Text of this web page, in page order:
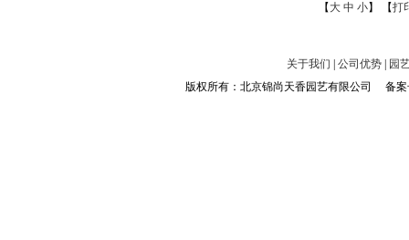
【 大 中 小】 【打
关于我们 公司优势
园
版权所有：北京锦尚天香园艺有限公司 备案